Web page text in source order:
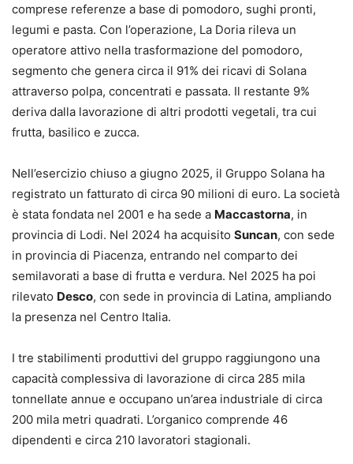
comprese referenze a base di pomodoro, sughi pronti,
legumi e pasta. Con l’operazione, La Doria rileva un
operatore attivo nella trasformazione del pomodoro,
segmento che genera circa il 91% dei ricavi di Solana
attraverso polpa, concentrati e passata. Il restante 9%
deriva dalla lavorazione di altri prodotti vegetali, tra cui
frutta, basilico e zucca.
Nell’esercizio chiuso a giugno 2025, il Gruppo Solana ha
registrato un fatturato di circa 90 milioni di euro. La società
è stata fondata nel 2001 e ha sede a Maccastorna, in
provincia di Lodi. Nel 2024 ha acquisito Suncan, con sede
in provincia di Piacenza, entrando nel comparto dei
semilavorati a base di frutta e verdura. Nel 2025 ha poi
rilevato Desco, con sede in provincia di Latina, ampliando
la presenza nel Centro Italia.
I tre stabilimenti produttivi del gruppo raggiungono una
capacità complessiva di lavorazione di circa 285 mila
tonnellate annue e occupano un’area industriale di circa
200 mila metri quadrati. L’organico comprende 46
dipendenti e circa 210 lavoratori stagionali.